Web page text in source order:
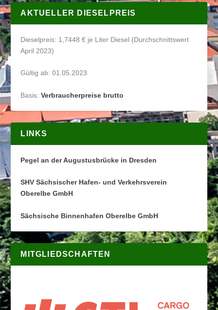
AKTUELLER DIESELPREIS
Dieselpreis: 1,7448 € je Liter Diesel (Durchschnittswert
April 2023)
Gültig ab: 01.05.2023
Basis:Verbraucherpreise brutto
LINKS
Pegel an der Augustusbrücke in Dresden
SHV Sächsischer Hafen- und Verkehrsverein
Oberelbe GmbH
Sächsische Binnenhafen Oberelbe GmbH
MITGLIEDSCHAFTEN